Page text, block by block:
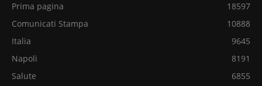
Prima pagina
18597
Comunicati Stampa
10888
Italia
9645
Napoli
8191
Salute
6855